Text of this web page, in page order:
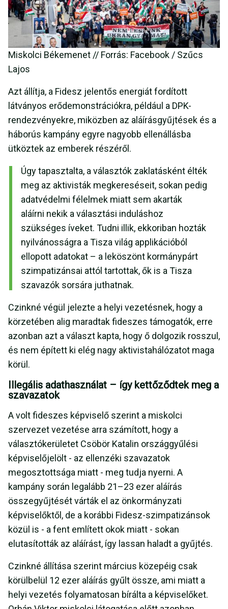
Miskolci Békemenet // Forrás: Facebook / Szűcs
Lajos
Azt állítja, a Fidesz jelentős energiát fordított
látványos erődemonstrációkra, például a DPK-
rendezvényekre, miközben az aláírásgyűjtések és a
háborús kampány egyre nagyobb ellenállásba
ütköztek az emberek részéről.
Úgy tapasztalta, a választók zaklatásként élték
meg az aktivisták megkereséseit, sokan pedig
adatvédelmi félelmek miatt sem akarták
aláírni nekik a választási induláshoz
szükséges íveket. Tudni illik, ekkoriban hozták
nyilvánosságra a Tisza világ applikációból
ellopott adatokat – a leköszönt kormánypárt
szimpatizánsai attól tartottak, ők is a Tisza
szavazók sorsára juthatnak.
Czinkné végül jelezte a helyi vezetésnek, hogy a
körzetében alig maradtak fideszes támogatók, erre
azonban azt a választ kapta, hogy ő dolgozik rosszul,
és nem épített ki elég nagy aktivistahálózatot maga
körül.
Illegális adathasználat – így kettőződtek meg a
szavazatok
A volt fideszes képviselő szerint a miskolci
szervezet vezetése arra számított, hogy a
választókerületet Csöbör Katalin országgyűlési
képviselőjelölt - az ellenzéki szavazatok
megosztottsága miatt - meg tudja nyerni. A
kampány során legalább 21–23 ezer aláírás
összegyűjtését várták el az önkormányzati
képviselőktől, de a korábbi Fidesz-szimpatizánsok
közül is - a fent említett okok miatt - sokan
elutasították az aláírást, így lassan haladt a gyűjtés.
Czinkné állítása szerint március közepéig csak
körülbelül 12 ezer aláírás gyűlt össze, ami miatt a
helyi vezetés folyamatosan bírálta a képviselőket.